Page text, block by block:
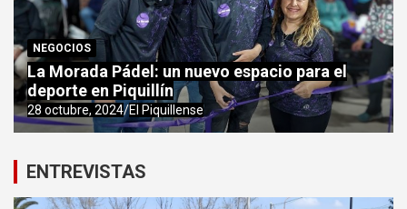
NEGOCIOS
La Morada Pádel: un nuevo espacio para el
deporte en Piquillín
28 octubre, 2024 El Piquillense
ENTREVISTAS